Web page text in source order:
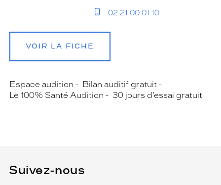
02 21 00 01 10
VOIR LA FICHE
Espace audition
Bilan auditif gratuit
Le 100% Santé Audition
30 jours d’essai gratuit
Suivez-nous